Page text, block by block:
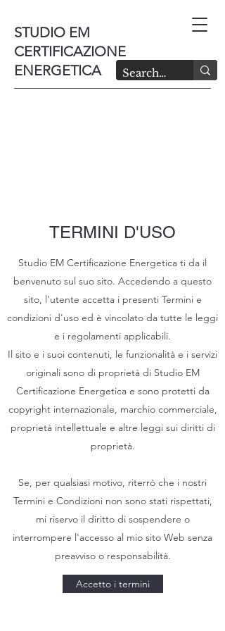
STUDIO EM
CERTIFICAZIONE
ENERGETICA
TERMINI D'USO
Studio EM Certificazione Energetica ti da il
benvenuto sul suo sito. Accedendo a questo
sito, l'utente accetta i presenti Termini e
condizioni d'uso ed è vincolato da tutte le leggi
e i regolamenti applicabili.
Il sito e i suoi contenuti, le funzionalità e i servizi
originali sono di proprietà di Studio EM
Certificazione Energetica e sono protetti da
copyright internazionale, marchio commerciale,
proprietà intellettuale e altre leggi sui diritti di
proprietà.
Se, per qualsiasi motivo, riterrò che i nostri
Termini e Condizioni non sono stati rispettati,
mi riservo il diritto di sospendere o
interrompere l'accesso al mio sito Web senza
preavviso o responsabilità.
Accetto i termini